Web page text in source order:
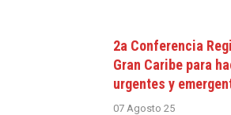
2a Conferencia
Gran Caribe para
urgentes y
07 Agosto 25